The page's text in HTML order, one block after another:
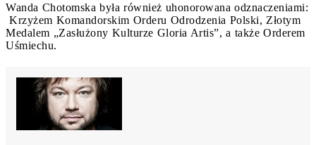
Wanda Chotomska była również uhonorowana odznaczeniami:
Krzyżem Komandorskim Orderu Odrodzenia Polski, Złotym
Medalem „Zasłużony Kulturze Gloria Artis”, a także Orderem
Uśmiechu.